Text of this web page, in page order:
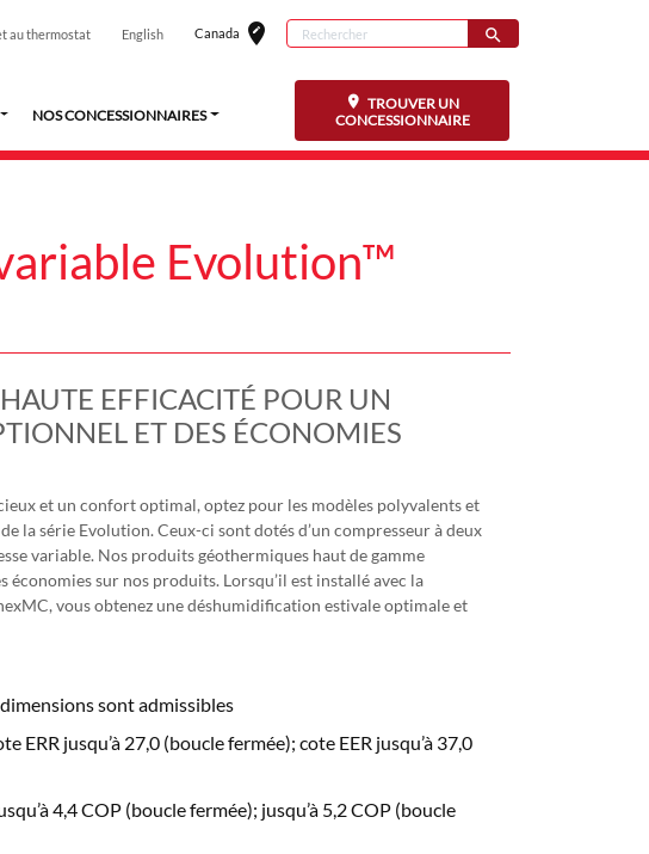
au thermostat English Canada edit_locationSélectionnez
Rechercher
search
Search
NOS CONCESSIONNAIRES
TROUVER UN
CONCESSIONNAIRE
Evolution™
EFFICACITÉ POUR UN
ET DES ÉCONOMIES
et un confort optimal, optez pour les modèles polyvalents et
la série Evolution. Ceux-ci sont dotés d’un compresseur à deux
variable. Nos produits géothermiques haut de gamme
sur nos produits. Lorsqu’il est installé avec la
vous obtenez une déshumidification estivale optimale et
sont admissibles
ERR jusqu’à 27,0 (boucle fermée); cote EER jusqu’à 37,0
4,4 COP (boucle fermée); jusqu’à 5,2 COP (boucle